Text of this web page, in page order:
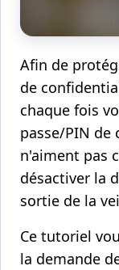
Afin de
de
chaque fois
passe/PIN
n'aiment pas
désactiver la
sortie de la
Ce tutoriel
la demande